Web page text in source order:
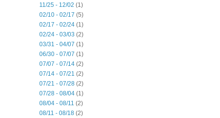
11/25 - 12/02 (1)
02/10 - 02/17 (5)
02/17 - 02/24 (1)
02/24 - 03/03 (2)
03/31 - 04/07 (1)
06/30 - 07/07 (1)
07/07 - 07/14 (2)
07/14 - 07/21 (2)
07/21 - 07/28 (2)
07/28 - 08/04 (1)
08/04 - 08/11 (2)
08/11 - 08/18 (2)